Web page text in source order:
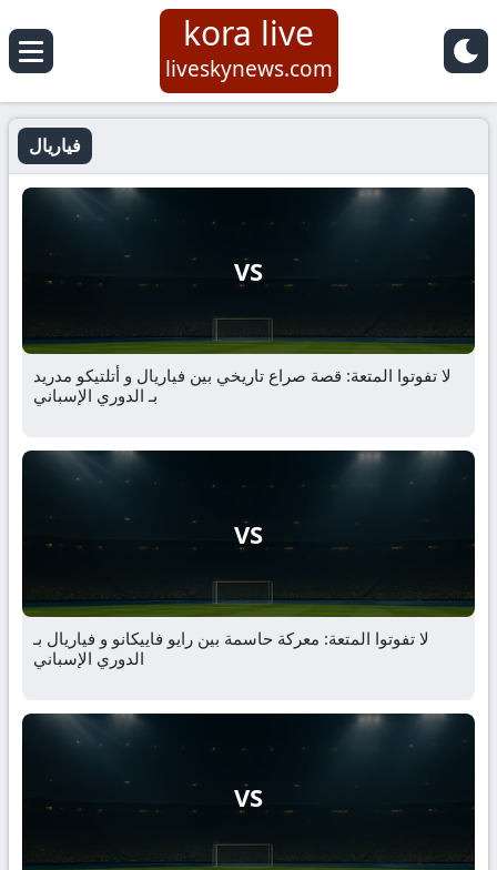
kora live
liveskynews.com
فياريال
VS
لا تفوتوا المتعة: قصة صراع تاريخي بين فياريال و أتلتيكو مدريد
بـ الدوري الإسباني
VS
لا تفوتوا المتعة: معركة حاسمة بين رايو فاييكانو و فياريال بـ
الدوري الإسباني
VS